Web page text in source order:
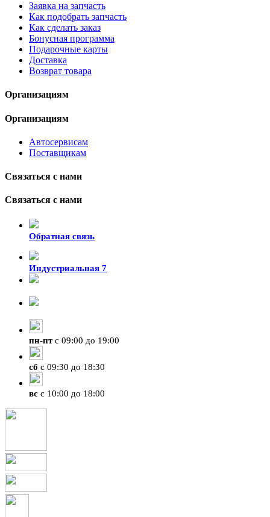
Заявка на запчасть
Как подобрать запчасть
Как сделать заказ
Бонусная программа
Подарочные карты
Доставка
Возврат товара
Организациям
Организациям
Автосервисам
Поставщикам
Связаться с нами
Связаться с нами
Обратная связь
Индустриальная 7
пн-птс 09:00 до 19:00
сб с 09:30 до 18:30
вс с 10:00 до 18:00